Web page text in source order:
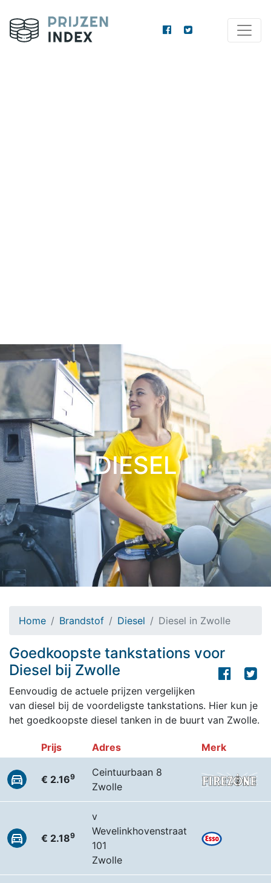
DIESEL
Home Brandstof Diesel Diesel in Zwolle
Goedkoopste tankstations voor
Diesel bij Zwolle
Eenvoudig de actuele prijzen vergelijken
van diesel bij de voordeligste tankstations. Hier kun je
het goedkoopste diesel tanken in de buurt van Zwolle.
Prijs Adres Merk
€ 2.169
Ceintuurbaan 8
Zwolle
€ 2.189
v
Wevelinkhovenstraat
101
Zwolle